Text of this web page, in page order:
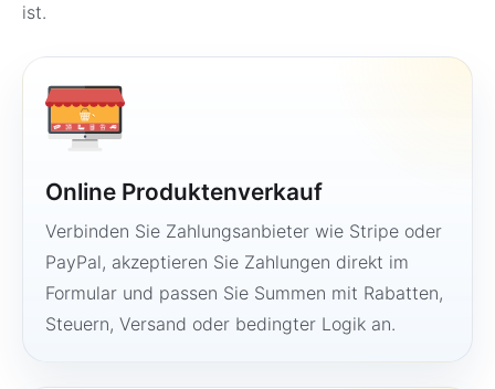
ist.
Online Produktenverkauf
Verbinden Sie Zahlungsanbieter wie Stripe oder
PayPal, akzeptieren Sie Zahlungen direkt im
Formular und passen Sie Summen mit Rabatten,
Steuern, Versand oder bedingter Logik an.